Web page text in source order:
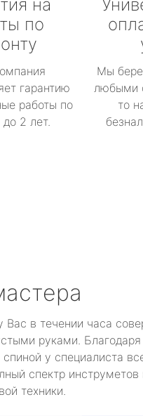
на
по
гарантию
работы по
2 лет.
Мы
любыми
то
Вас в течении часа
руками. Благодаря
у специалиста
спектр инструметов
техники.